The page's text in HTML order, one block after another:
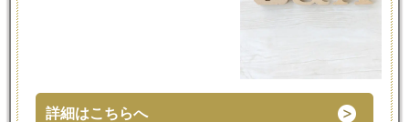
詳細はこちらへ